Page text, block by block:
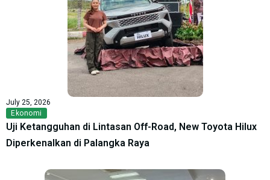
July 25, 2026
Ekonomi
Uji Ketangguhan di Lintasan Off-Road, New Toyota Hilux
Diperkenalkan di Palangka Raya